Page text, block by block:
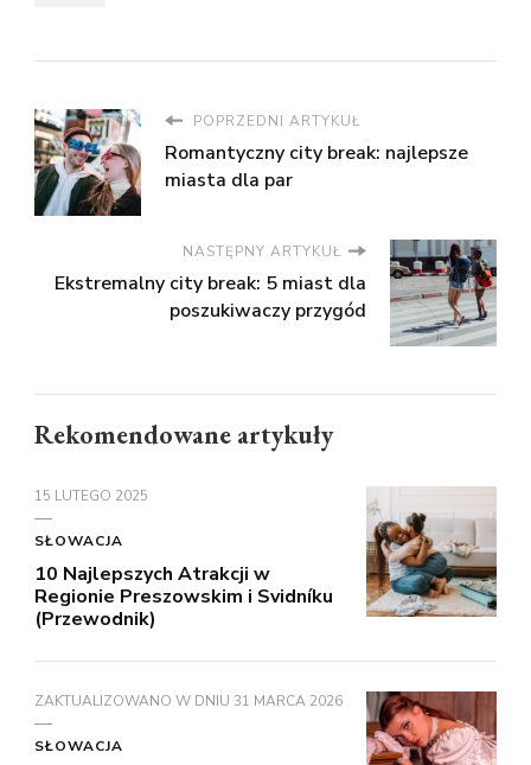
POPRZEDNI ARTYKUŁ
Romantyczny city break: najlepsze
miasta dla par
NASTĘPNY ARTYKUŁ
Ekstremalny city break: 5 miast dla
poszukiwaczy przygód
Rekomendowane artykuły
15 LUTEGO 2025
SŁOWACJA
10 Najlepszych Atrakcji w
Regionie Preszowskim i Svidníku
(Przewodnik)
ZAKTUALIZOWANO W DNIU 31 MARCA 2026
SŁOWACJA